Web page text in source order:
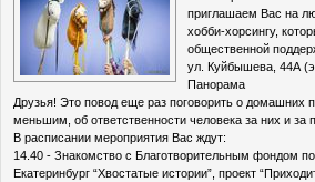
приглашаем Вас на
хобби-хорсингу,
общественной
ул. Куйбышева, 44А
Панорама
Друзья! Это повод еще раз поговорить о домашних
меньшим, об ответственности человека за них и за
В расписании мероприятия Вас ждут:
14.40 - Знакомство с Благотворительным фондом
Екатеринбург “Хвостатые истории”, проект